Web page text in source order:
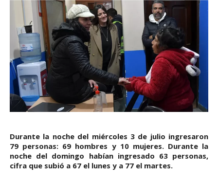
Durante la noche del miércoles 3 de julio ingresaron
79 personas: 69 hombres y 10 mujeres. Durante la
noche del domingo habían ingresado 63 personas,
cifra que subió a 67 el lunes y a 77 el martes.